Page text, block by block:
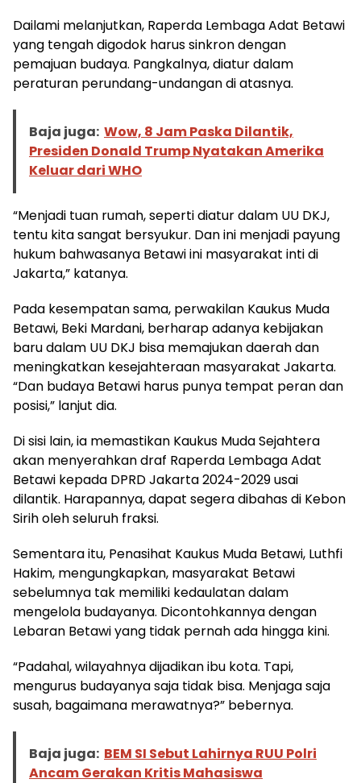
Dailami melanjutkan, Raperda Lembaga Adat Betawi
yang tengah digodok harus sinkron dengan
pemajuan budaya. Pangkalnya, diatur dalam
peraturan perundang-undangan di atasnya.
Baja juga: Wow, 8 Jam Paska Dilantik,
Presiden Donald Trump Nyatakan Amerika
Keluar dari WHO
“Menjadi tuan rumah, seperti diatur dalam UU DKJ,
tentu kita sangat bersyukur. Dan ini menjadi payung
hukum bahwasanya Betawi ini masyarakat inti di
Jakarta,” katanya.
Pada kesempatan sama, perwakilan Kaukus Muda
Betawi, Beki Mardani, berharap adanya kebijakan
baru dalam UU DKJ bisa memajukan daerah dan
meningkatkan kesejahteraan masyarakat Jakarta.
“Dan budaya Betawi harus punya tempat peran dan
posisi,” lanjut dia.
Di sisi lain, ia memastikan Kaukus Muda Sejahtera
akan menyerahkan draf Raperda Lembaga Adat
Betawi kepada DPRD Jakarta 2024-2029 usai
dilantik. Harapannya, dapat segera dibahas di Kebon
Sirih oleh seluruh fraksi.
Sementara itu, Penasihat Kaukus Muda Betawi, Luthfi
Hakim, mengungkapkan, masyarakat Betawi
sebelumnya tak memiliki kedaulatan dalam
mengelola budayanya. Dicontohkannya dengan
Lebaran Betawi yang tidak pernah ada hingga kini.
“Padahal, wilayahnya dijadikan ibu kota. Tapi,
mengurus budayanya saja tidak bisa. Menjaga saja
susah, bagaimana merawatnya?” bebernya.
Baja juga: BEM SI Sebut Lahirnya RUU Polri
Ancam Gerakan Kritis Mahasiswa